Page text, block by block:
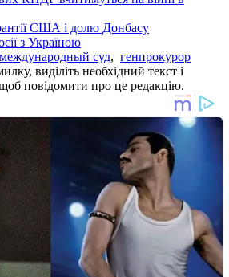
США і долю Донбасу
з Україною
международный суд, генпрокурор
виділіть необхідний текст і
повідомити про це редакцію.